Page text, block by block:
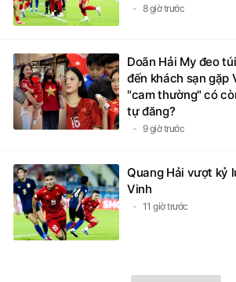
8 giờ trước
Doãn Hải My đeo
đến khách sạn gặp
"cam thường" có
tự đăng?
9 giờ trước
Quang Hải vượt kỷ
Vinh
11 giờ trước